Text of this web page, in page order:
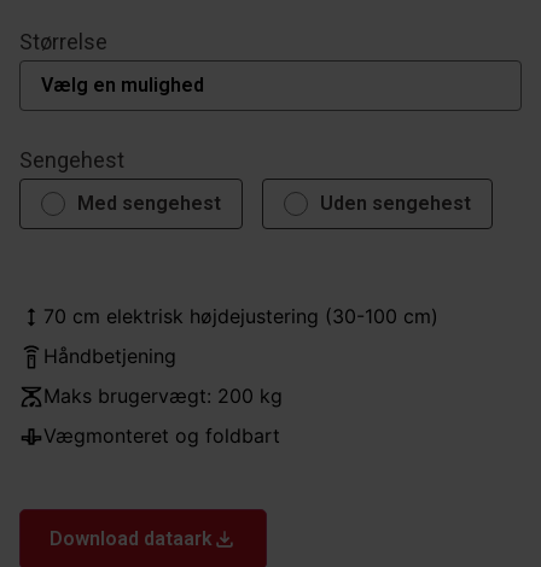
Størrelse
Sengehest
Med sengehest Uden sengehest
70 cm elektrisk højdejustering (30-100 cm)
Håndbetjening
Maks brugervægt: 200 kg
Vægmonteret og foldbart
Download dataark